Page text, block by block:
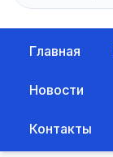
Главная
Новости
Контакты